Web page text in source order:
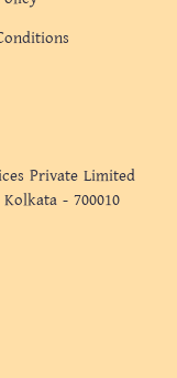
Private Limited
- 700010